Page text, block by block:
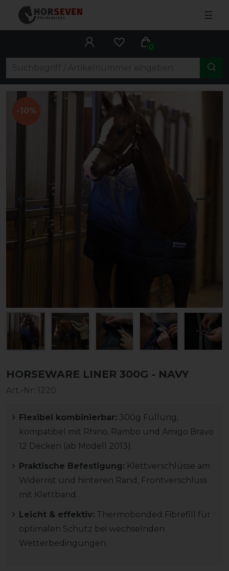
☰
0
-10%
HORSEWARE LINER 300G - NAVY
Art.-Nr: 1220
Flexibel kombinierbar: 300g Füllung,
kompatibel mit Rhino, Rambo und Amigo Bravo
12 Decken (ab Modell 2013).
Praktische Befestigung: Klettverschlüsse am
Widerrist und hinteren Rand, Frontverschluss
mit Klettband.
Leicht & effektiv: Thermobonded Fibrefill für
optimalen Schutz bei wechselnden
Wetterbedingungen.